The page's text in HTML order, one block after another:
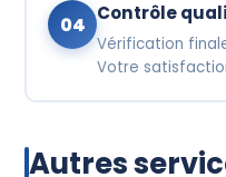
04 Contrôle
Vérification
Votre
Autres